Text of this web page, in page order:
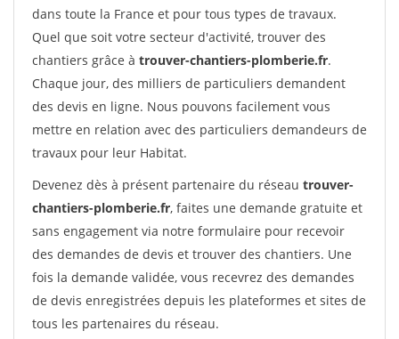
dans toute la France et pour tous types de travaux.
Quel que soit votre secteur d'activité, trouver des
chantiers grâce à trouver-chantiers-plomberie.fr.
Chaque jour, des milliers de particuliers demandent
des devis en ligne. Nous pouvons facilement vous
mettre en relation avec des particuliers demandeurs de
travaux pour leur Habitat.
Devenez dès à présent partenaire du réseau trouver-
chantiers-plomberie.fr, faites une demande gratuite et
sans engagement via notre formulaire pour recevoir
des demandes de devis et trouver des chantiers. Une
fois la demande validée, vous recevrez des demandes
de devis enregistrées depuis les plateformes et sites de
tous les partenaires du réseau.